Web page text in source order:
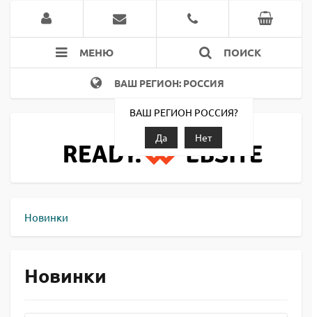
МЕНЮ ПОИСК
ВАШ РЕГИОН: РОССИЯ
ВАШ РЕГИОН РОССИЯ?
Да
Нет
Новинки
Новинки